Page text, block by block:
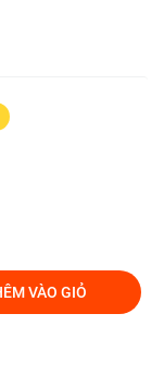
VÀO GIỎ